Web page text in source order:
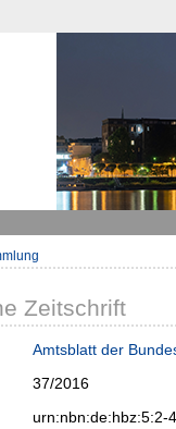
Zeitschrift
Amtsblatt der
37/2016
urn:nbn:de:hbz:5:2-